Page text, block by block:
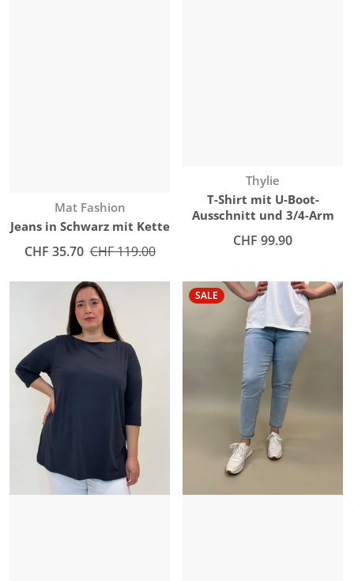
Anbieter:
Mat Fashion
Jeans in Schwarz mit Kette
Angebotspreis
CHF 35.70 Normaler Preis
CHF 119.00
Anbieter:
Thylie
T-Shirt mit U-Boot-
Ausschnitt und 3/4-Arm
Normaler Preis
CHF 99.90
SALE